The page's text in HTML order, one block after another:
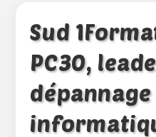
Sud
PC30,
dépannage